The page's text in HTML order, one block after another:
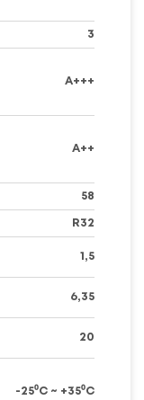
3
A+++
A++
58
R32
1,5
6,35
20
-25⁰C ~ +35⁰C